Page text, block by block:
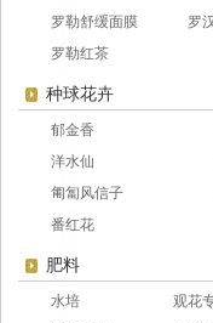
罗勒舒缓面膜
罗
罗勒红茶
种球花卉
郁金香
洋水仙
匍匐风信子
番红花
肥料
水培
观花